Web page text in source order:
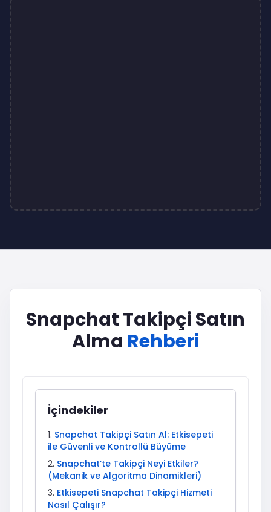
Snapchat Takipçi Satın
Alma Rehberi
İçindekiler
Snapchat Takipçi Satın Al: Etkisepeti
ile Güvenli ve Kontrollü Büyüme
Snapchat’te Takipçi Neyi Etkiler?
(Mekanik ve Algoritma Dinamikleri)
Etkisepeti Snapchat Takipçi Hizmeti
Nasıl Çalışır?